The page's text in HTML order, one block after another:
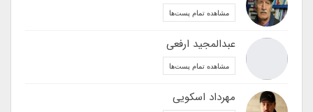
مشاهده تمام پست‌ها
عبدالمجید ارفعی
مشاهده تمام پست‌ها
مهرداد اسکویی